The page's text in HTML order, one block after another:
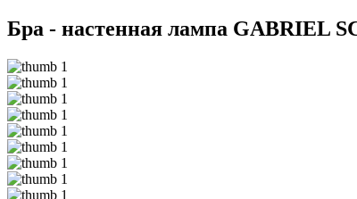
Бра - настенная лампа GABRIEL